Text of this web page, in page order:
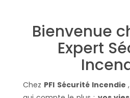
Bienvenue
Expert
Chez PFI Sécurité Incendie